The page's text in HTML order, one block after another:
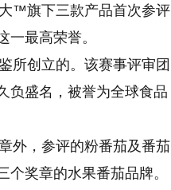
™旗下三款产品首次参评
最高荣誉。
所创立的。该赛事评审团
负盛名，被誉为全球食品
外，参评的粉番茄及番茄
奖章的水果番茄品牌。